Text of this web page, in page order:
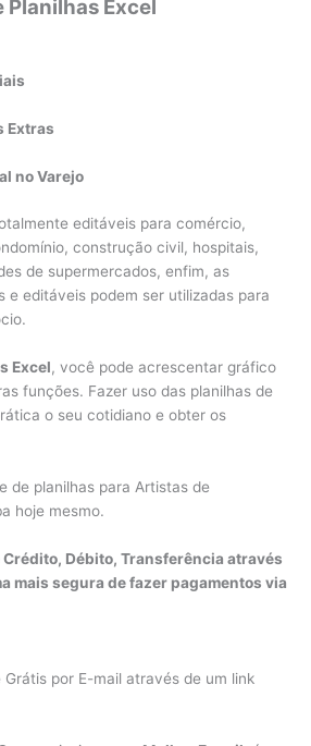
Planilhas Excel
Extras
no Varejo
editáveis para comércio,
construção civil, hospitais,
de supermercados, enfim, as
e editáveis podem ser utilizadas para
Excel, você pode acrescentar gráfico
funções. Fazer uso das planilhas de
o seu cotidiano e obter os
de planilhas para Artistas de
hoje mesmo.
Crédito, Débito, Transferência através
mais segura de fazer pagamentos via
Grátis por E-mail através de um link